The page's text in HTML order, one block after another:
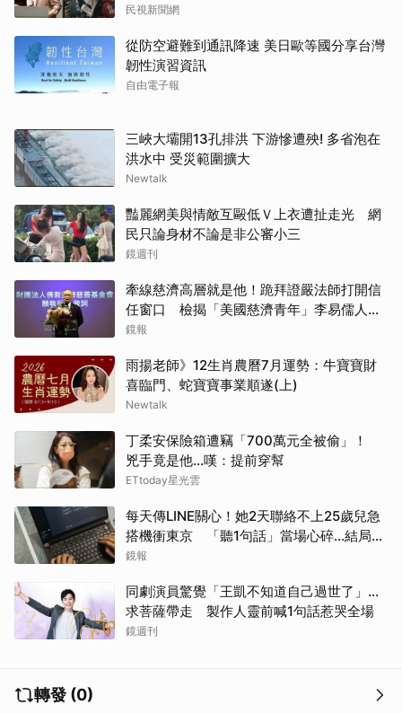
民視新聞網
從防空避難到通訊降速 美日歐等國分享台灣
韌性演習資訊
自由電子報
三峽大壩開13孔排洪 下游慘遭殃! 多省泡在
洪水中 受災範圍擴大
Newtalk
豔麗網美與情敵互毆低Ｖ上衣遭扯走光 網
民只論身材不論是非公審小三
鏡週刊
牽線慈濟高層就是他！跪拜證嚴法師打開信
任窗口 檢揭「美國慈濟青年」李易儒人脈
網絡
鏡報
雨揚老師》12生肖農曆7月運勢：牛寶寶財
喜臨門、蛇寶寶事業順遂(上)
Newtalk
丁柔安保險箱遭竊「700萬元全被偷」！
兇手竟是他...嘆：提前穿幫
ETtoday星光雲
每天傳LINE關心！她2天聯絡不上25歲兒急
搭機衝東京 「聽1句話」當場心碎...結局看
哭網
鏡報
同劇演員驚覺「王凱不知道自己過世了」...
求菩薩帶走 製作人靈前喊1句話惹哭全場
鏡週刊
轉發 (0)